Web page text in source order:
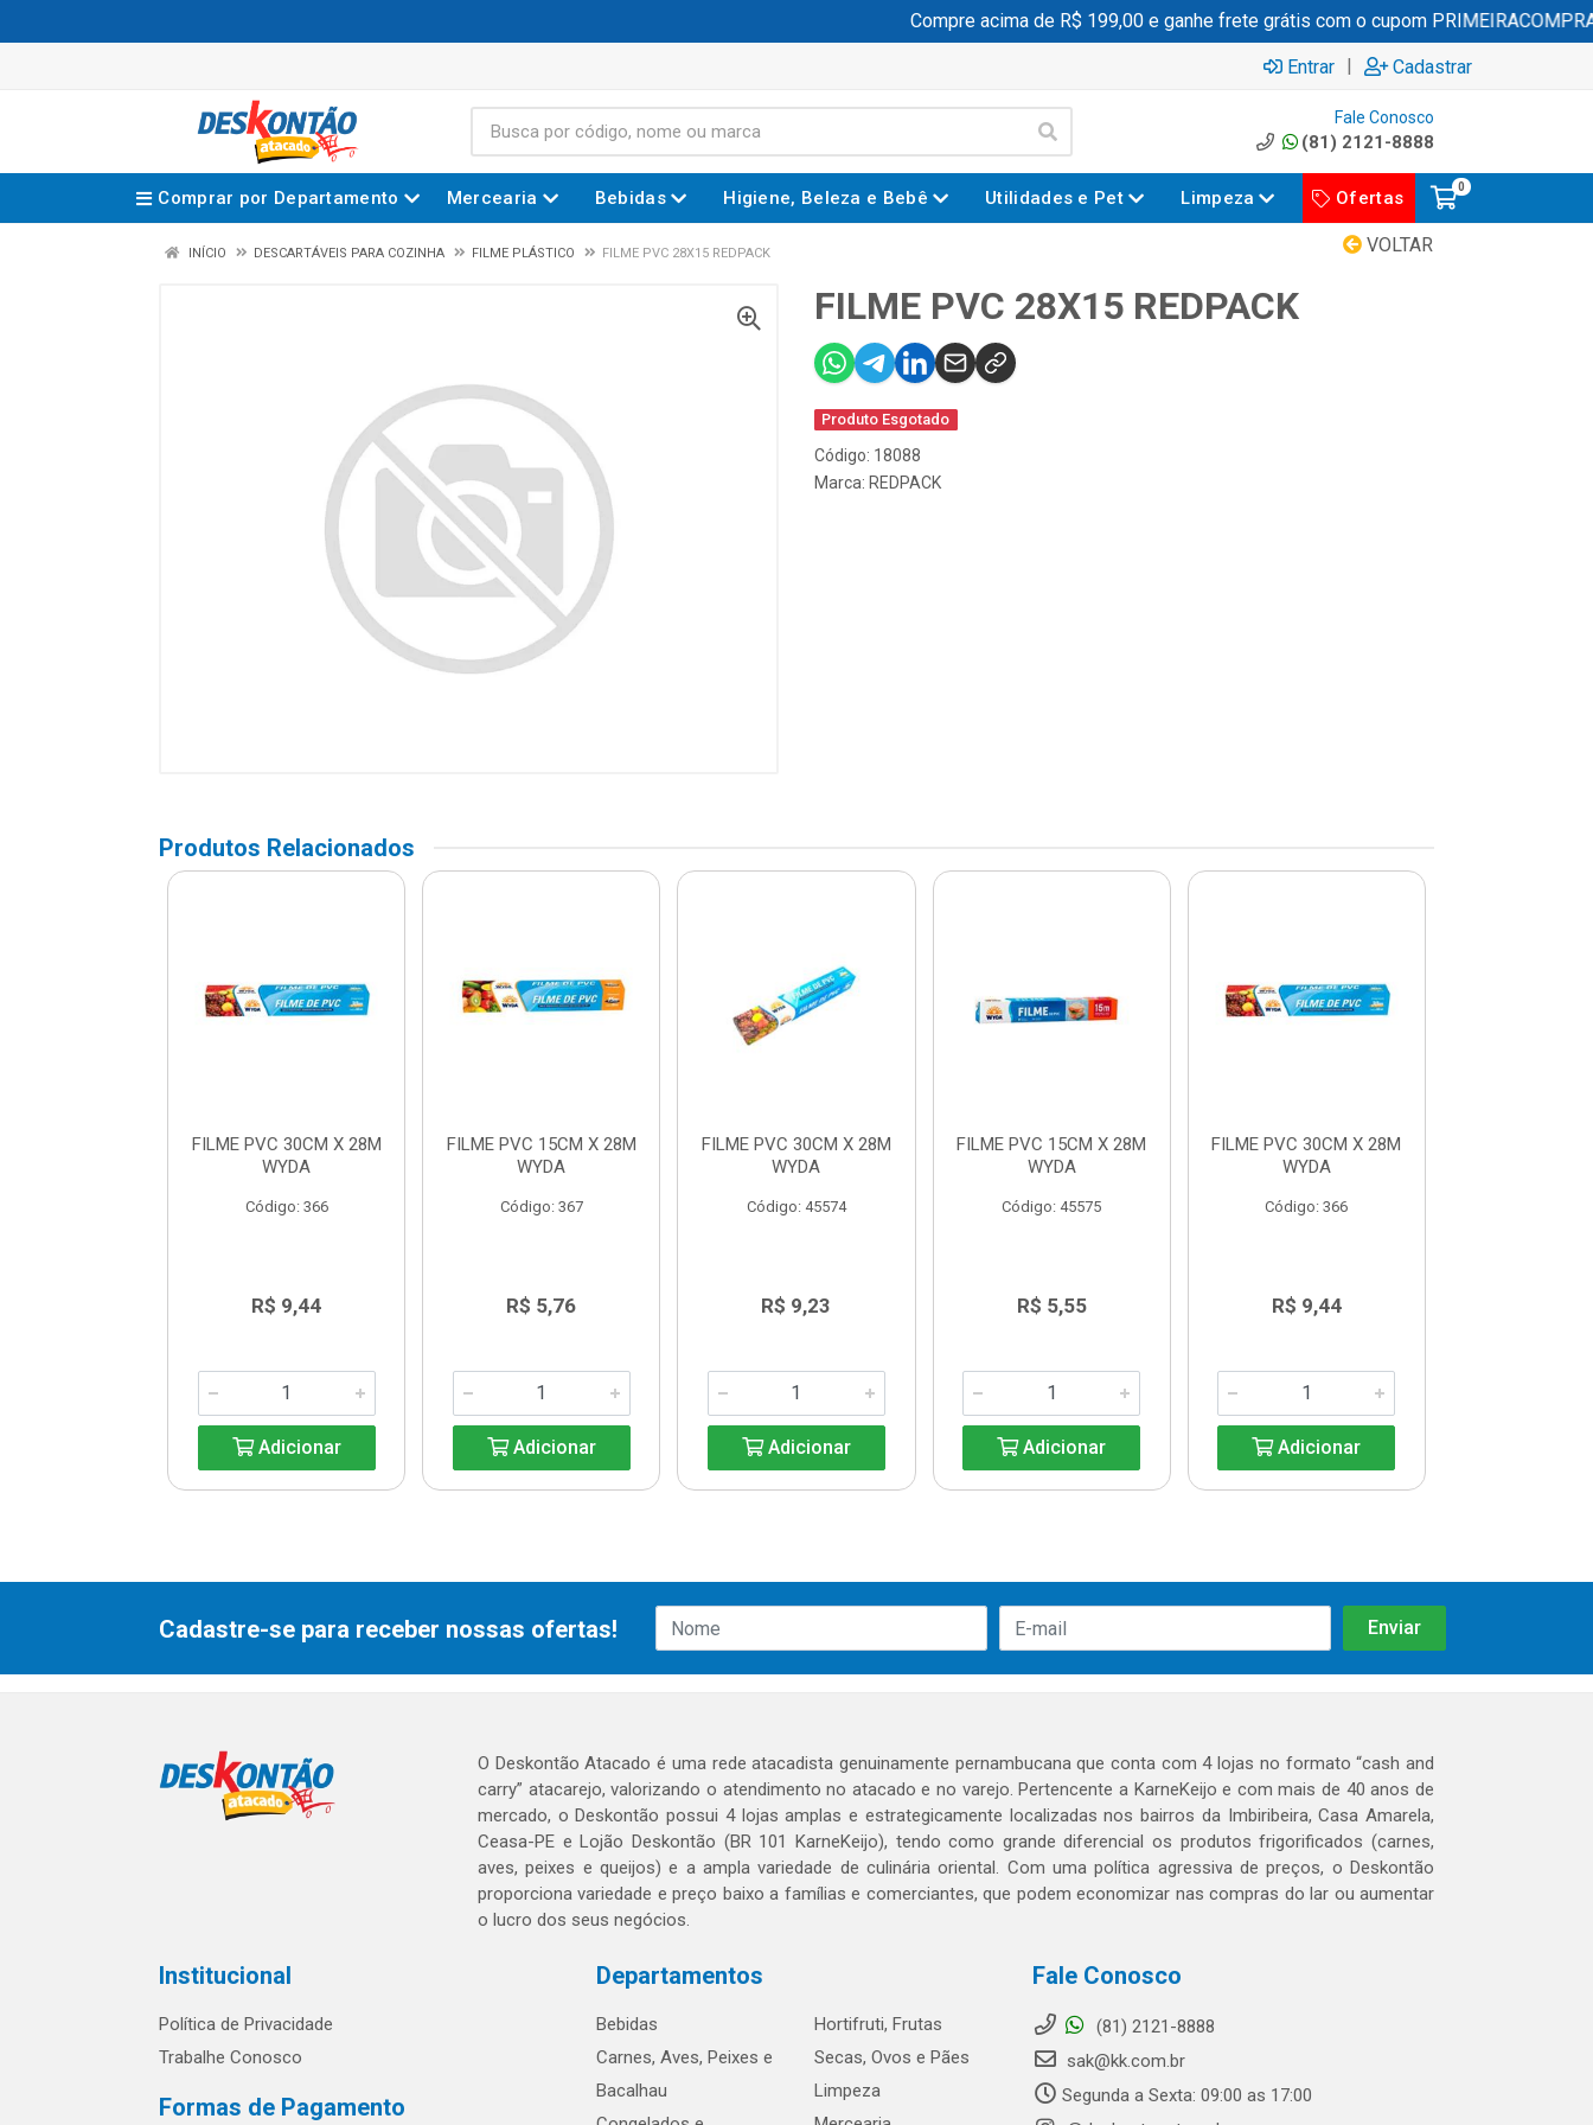
Compre acima de R$ 199,00 e ganhe frete grátis com o cupom PRIMEIRACOMPRA
Entrar | Cadastrar
Fale Conosco
(81) 2121-8888
Comprar por Departamento Mercearia Bebidas Higiene, Beleza e Bebê Utilidades e Pet Limpeza Ofertas
0
VOLTAR
INÍCIO DESCARTÁVEIS PARA COZINHA FILME PLÁSTICO FILME PVC 28X15 REDPACK
FILME PVC 28X15 REDPACK
Produto Esgotado
Código: 18088
Marca: REDPACK
Produtos Relacionados
FILME PVC 30CM X 28M
WYDA
Código: 366
R$ 9,44
Adicionar
FILME PVC 15CM X 28M
WYDA
Código: 367
R$ 5,76
Adicionar
FILME PVC 30CM X 28M
WYDA
Código: 45574
R$ 9,23
Adicionar
FILME PVC 15CM X 28M
WYDA
Código: 45575
R$ 5,55
Adicionar
FILME PVC 30CM X 28M
WYDA
Código: 366
R$ 9,44
Adicionar
Cadastre-se para receber nossas ofertas!
O Deskontão Atacado é uma rede atacadista genuinamente pernambucana que conta com 4 lojas no formato “cash and
carry” atacarejo, valorizando o atendimento no atacado e no varejo. Pertencente a KarneKeijo e com mais de 40 anos de
mercado, o Deskontão possui 4 lojas amplas e estrategicamente localizadas nos bairros da Imbiribeira, Casa Amarela,
Ceasa-PE e Lojão Deskontão (BR 101 KarneKeijo), tendo como grande diferencial os produtos frigorificados (carnes,
aves, peixes e queijos) e a ampla variedade de culinária oriental. Com uma política agressiva de preços, o Deskontão
proporciona variedade e preço baixo a famílias e comerciantes, que podem economizar nas compras do lar ou aumentar
o lucro dos seus negócios.
Institucional
Política de Privacidade
Trabalhe Conosco
Formas de Pagamento
Departamentos
Bebidas
Carnes, Aves, Peixes e
Bacalhau
Hortifruti, Frutas
Secas, Ovos e Pães
Limpeza
Fale Conosco
(81) 2121-8888
sak@kk.com.br
Segunda a Sexta: 09:00 as 17:00